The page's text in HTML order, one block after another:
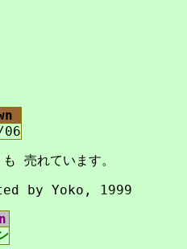
06
売れています。
by Yoko, 1999